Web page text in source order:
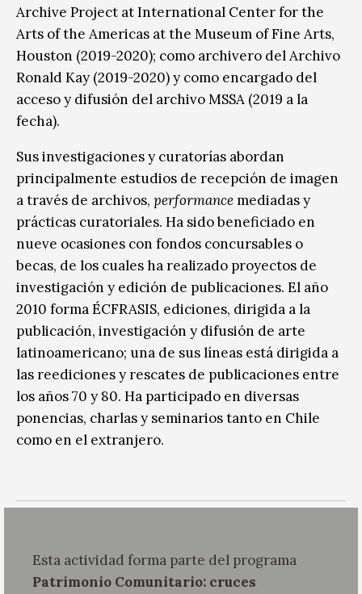
Archive Project at International Center for the
Arts of the Americas at the Museum of Fine Arts,
Houston (2019-2020); como archivero del Archivo
Ronald Kay (2019-2020) y como encargado del
acceso y difusión del archivo MSSA (2019 a la
fecha).
Sus investigaciones y curatorías abordan
principalmente estudios de recepción de imagen
a través de archivos, performancemediadas y
prácticas curatoriales. Ha sido beneficiado en
nueve ocasiones con fondos concursables o
becas, de los cuales ha realizado proyectos de
investigación y edición de publicaciones. El año
2010 forma ÉCFRASIS, ediciones, dirigida a la
publicación, investigación y difusión de arte
latinoamericano; una de sus líneas está dirigida a
las reediciones y rescates de publicaciones entre
los años 70 y 80. Ha participado en diversas
ponencias, charlas y seminarios tanto en Chile
como en el extranjero.
Esta actividad forma parte del programa
Patrimonio Comunitario: cruces